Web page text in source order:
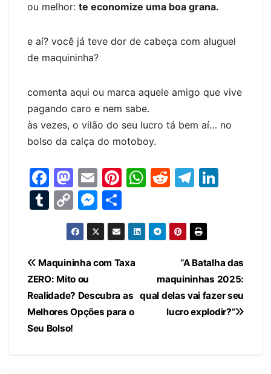
ou melhor: te economize uma boa grana.
e aí? você já teve dor de cabeça com aluguel
de maquininha?
comenta aqui ou marca aquele amigo que vive
pagando caro e nem sabe.
às vezes, o vilão do seu lucro tá bem aí… no
bolso da calça do motoboy.
F
a
c
b
o
o
k
M
a
st
o
d
o
n
E
m
ai
l
Pi
er
e
st
W
at
s
p
p
R
d
di
T
gr
a
m
dI
n
T
bl
r
C
o
p
y
Li
n
k
M
e
s
s
n
g
h
ar
e
Navegação
de
Post
“A Batalha das
maquininhas 2025:
qual delas vai fazer seu
lucro explodir?”
Maquininha com Taxa
ZERO: Mito ou
Realidade? Descubra as
Melhores Opções para o
Seu Bolso!